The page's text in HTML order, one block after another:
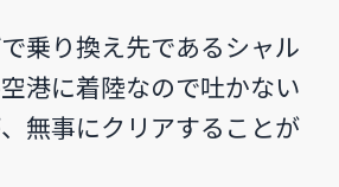
乗り換え先であるシャル
港に着陸なので吐かない
無事にクリアすることが